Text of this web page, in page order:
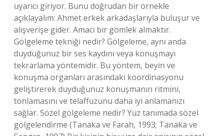
uyarıcı giriyor. Bunu doğrudan bir örnekle
açıklayalım: Ahmet erkek arkadaşlarıyla buluşur ve
alışverişe gider. Amacı bir gömlek almaktır.
Gölgeleme tekniği nedir? Gölgeleme, aynı anda
duyduğunuz bir ses kaydını veya konuşmayı
tekrarlama yöntemidir. Bu yöntem, beyin ve
konuşma organları arasındaki koordinasyonu
geliştirerek duyduğunuz konuşmanın ritmini,
tonlamasını ve telaffuzunu daha iyi anlamanızı
sağlar. Sözel gölgeleme nedir? Yüz tanımada sözel
gölgelendirme (Tanaka ve Farah, 1993; Tanaka ve